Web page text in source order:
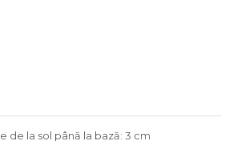
de la sol până la bază: 3 cm